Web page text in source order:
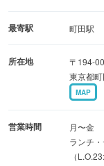
少し贅沢な大人の
最寄駅 町田駅
所在地
〒194-
東京都
MAP
営業時間
月〜金
ランチ
（